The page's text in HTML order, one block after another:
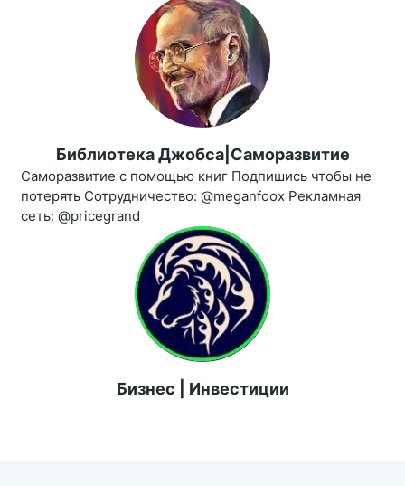
Библиотека Джобса|Саморазвитие
Саморазвитие с помощью книг Подпишись чтобы не
потерять Сотрудничество: @meganfoox Рекламная
сеть: @pricegrand
Бизнес | Инвестиции